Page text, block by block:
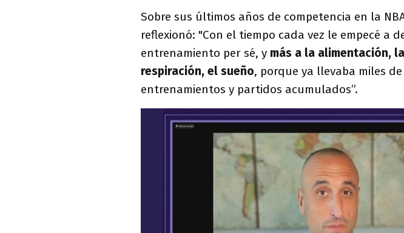
Sobre sus últimos años de competencia en la
reflexionó: "Con el tiempo cada vez le empecé a
entrenamiento per sé, y más a la alimentación,
respiración, el sueño, porque ya llevaba miles
entrenamientos y partidos acumulados”.